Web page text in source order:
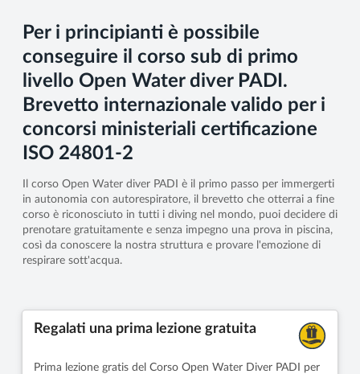
Per i principianti è possibile
conseguire il corso sub di primo
livello Open Water diver PADI.
Brevetto internazionale valido per i
concorsi ministeriali certificazione
ISO 24801-2
Il corso Open Water diver PADI è il primo passo per immergerti
in autonomia con autorespiratore, il brevetto che otterrai a fine
corso è riconosciuto in tutti i diving nel mondo, puoi decidere di
prenotare gratuitamente e senza impegno una prova in piscina,
così da conoscere la nostra struttura e provare l'emozione di
respirare sott'acqua.
Regalati una prima lezione gratuita
Prima lezione gratis del Corso Open Water Diver PADI per